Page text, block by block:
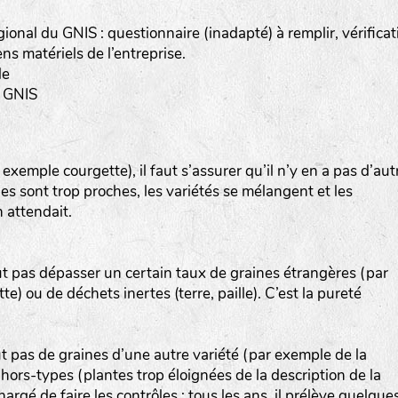
rheinau.ch
du GNIS : questionnaire (inadapté) à remplir,
matériels de l’entreprise.
courgette), il faut s’assurer qu’il n’y en a pas
sont trop proches, les variétés se mélangent et les
attendait.
pas dépasser un certain taux de graines étrangères (par
ou de déchets inertes (terre, paille). C’est la pureté
de graines d’une autre variété (par exemple de la
types (plantes trop éloignées de la description de la